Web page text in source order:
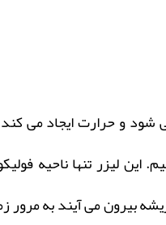
و حرارت ایجاد می‏
این لیزر تنها ناحیه
بیرون می‏ آیند به مرور